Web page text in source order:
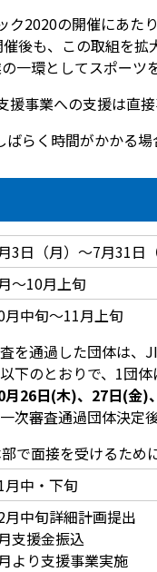
2020の開催にあた
後も、この取組を拡
一環としてスポー
事業への支援は直接
らく時間がかかる場
3日（月）～7月31日（
～10月上旬
月中旬～11月上旬
を通過した団体は、
下のとおりで、1団体
月26日(木)、27日(金)
一次審査通過団体決定
で面接を受けるため
月中・下旬
月中旬詳細計画提出
支援金振込
より支援事業実施